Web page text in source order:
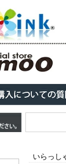
いらっし